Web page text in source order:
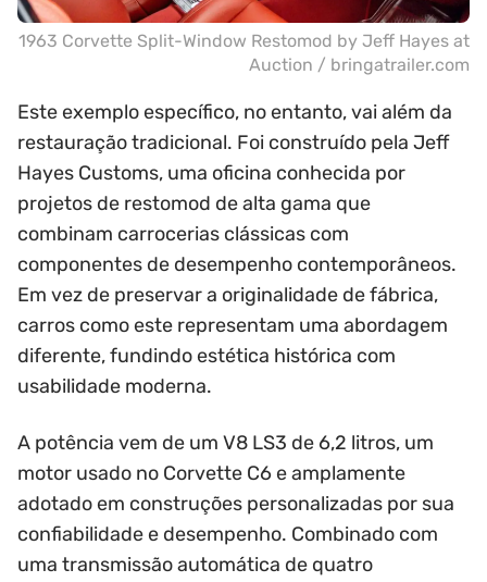
1963 Corvette Split-Window Restomod by Jeff Hayes at
Auction / bringatrailer.com
Este exemplo específico, no entanto, vai além da
restauração tradicional. Foi construído pela Jeff
Hayes Customs, uma oficina conhecida por
projetos de restomod de alta gama que
combinam carrocerias clássicas com
componentes de desempenho contemporâneos.
Em vez de preservar a originalidade de fábrica,
carros como este representam uma abordagem
diferente, fundindo estética histórica com
usabilidade moderna.
A potência vem de um V8 LS3 de 6,2 litros, um
motor usado no Corvette C6 e amplamente
adotado em construções personalizadas por sua
confiabilidade e desempenho. Combinado com
uma transmissão automática de quatro